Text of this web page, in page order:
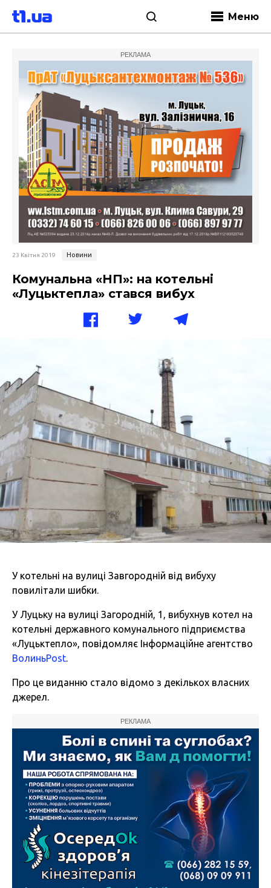
Меню
РЕКЛАМА
23 Квітня 2019 Новини
Комунальна «НП»: на котельні
«Луцьктепла» стався вибух
У котельні на вулиці Завгородній від вибуху
повилітали шибки.
У Луцьку на вулиці Загородній, 1, вибухнув котел на
котельні державного комунального підприємства
«Луцьктепло», повідомляє Інформаційне агентство
ВолиньPost.
Про це виданню стало відомо з декількох власних
джерел.
РЕКЛАМА